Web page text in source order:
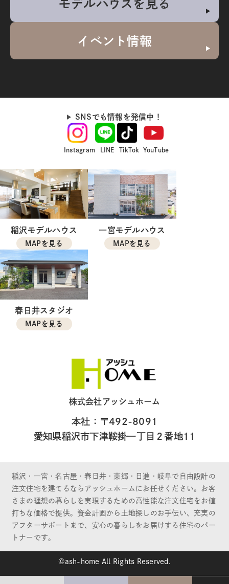
モデルハウスを見る
イベント情報
SNSでも情報を発信中！
Instagram LINE TikTok YouTube
稲沢モデルハウス
MAPを見る
一宮モデルハウス
MAPを見る
春日井スタジオ
MAPを見る
株式会社アッシュホーム
本社：〒492-8091
愛知県稲沢市下津鞍掛一丁目２番地11
稲沢・一宮・名古屋・春日井・東郷・日進・岐阜で自由設計の
注文住宅を建てるならアッシュホームにお任せください。お客
さまの理想の暮らしを実現するための高性能な注文住宅をお値
打ちな価格で提供。資金計画から土地探しのお手伝い、充実の
アフターサポートまで、安心の暮らしをお届けする住宅のパー
トナーです。
©ash-home All Rights Reserved.